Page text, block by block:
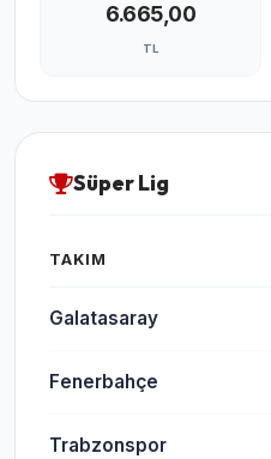
6.665,00
TL
Süper Lig
TAKIM
Galatasaray
Fenerbahçe
Trabzonspor